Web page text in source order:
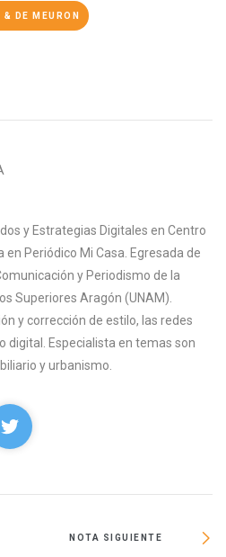
& DE MEURON
y Estrategias Digitales en Centro
en Periódico Mi Casa. Egresada de
y Periodismo de la
Superiores Aragón (UNAM).
y corrección de estilo, las redes
digital. Especialista en temas son
y urbanismo.
NOTA SIGUIENTE